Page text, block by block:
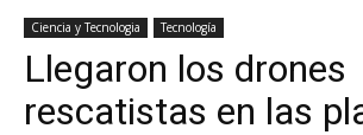
Ciencia y Tecnologia Tecnología
Llegaron los drones
rescatistas en las